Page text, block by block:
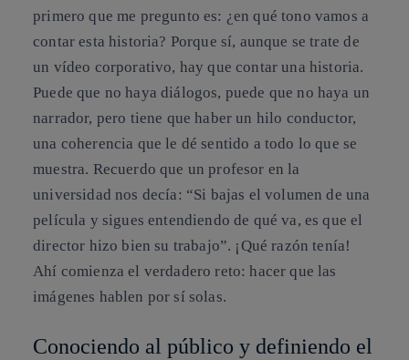
primero que me pregunto es: ¿en qué tono vamos a
contar esta historia? Porque sí, aunque se trate de
un vídeo corporativo, hay que contar una historia.
Puede que no haya diálogos, puede que no haya un
narrador, pero tiene que haber un hilo conductor,
una coherencia que le dé sentido a todo lo que se
muestra. Recuerdo que un profesor en la
universidad nos decía: “Si bajas el volumen de una
película y sigues entendiendo de qué va, es que el
director hizo bien su trabajo”. ¡Qué razón tenía!
Ahí comienza el verdadero reto: hacer que las
imágenes hablen por sí solas.
‎Conociendo al público y definiendo el